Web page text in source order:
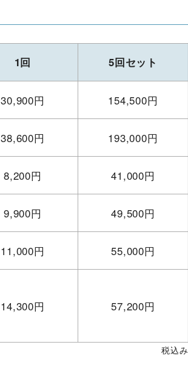
税込み
1回 5回セット
30,900円 154,500円
38,600円 193,000円
8,200円 41,000円
9,900円 49,500円
11,000円 55,000円
14,300円 57,200円